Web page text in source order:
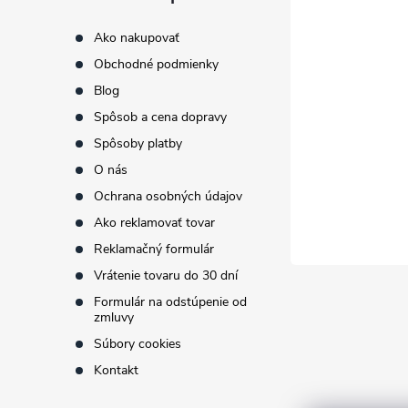
Ako nakupovať
Obchodné podmienky
Blog
Spôsob a cena dopravy
Spôsoby platby
O nás
Ochrana osobných údajov
Ako reklamovať tovar
Reklamačný formulár
Vrátenie tovaru do 30 dní
Formulár na odstúpenie od
zmluvy
Súbory cookies
Kontakt